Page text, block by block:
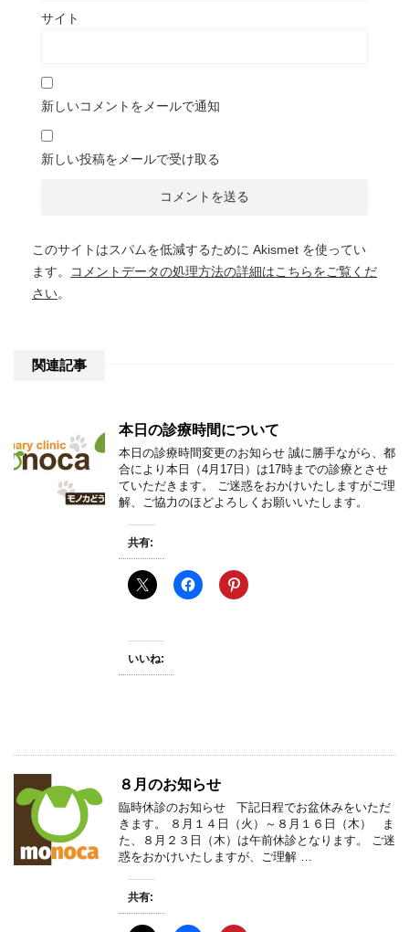
サイト
新しいコメントをメールで通知
新しい投稿をメールで受け取る
このサイトはスパムを低減するために Akismet を使ってい
ます。
コメントデータの処理方法の詳細はこちらをご覧くだ
さい。
関連記事
本日の診療時間について
本日の診療時間変更のお知らせ 誠に勝手ながら、都
合により本日（4月17日）は17時までの診療とさせ
ていただきます。 ご迷惑をおかけいたしますがご理
解、ご協力のほどよろしくお願いいたします。
共有:
いいね:
８月のお知らせ
臨時休診のお知らせ 下記日程でお盆休みをいただ
きます。 ８月１４日（火）～８月１６日（木） ま
た、８月２３日（木）は午前休診となります。 ご迷
惑をおかけいたしますが、ご理解 …
共有: